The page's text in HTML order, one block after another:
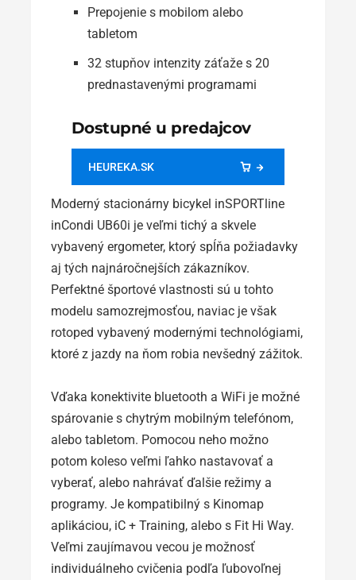
Prepojenie s mobilom alebo
tabletom
32 stupňov intenzity záťaže s 20
prednastavenými programami
Dostupné u predajcov
HEUREKA.SK
Moderný stacionárny bicykel inSPORTline
inCondi UB60i je veľmi tichý a skvele
vybavený ergometer, ktorý spĺňa požiadavky
aj tých najnáročnejších zákazníkov.
Perfektné športové vlastnosti sú u tohto
modelu samozrejmosťou, naviac je však
rotoped vybavený modernými technológiami,
ktoré z jazdy na ňom robia nevšedný zážitok.
Vďaka konektivite bluetooth a WiFi je možné
spárovanie s chytrým mobilným telefónom,
alebo tabletom. Pomocou neho možno
potom koleso veľmi ľahko nastavovať a
vyberať, alebo nahrávať ďalšie režimy a
programy. Je kompatibilný s Kinomap
aplikáciou, iC + Training, alebo s Fit Hi Way.
Veľmi zaujímavou vecou je možnosť
individuálneho cvičenia podľa ľubovoľnej